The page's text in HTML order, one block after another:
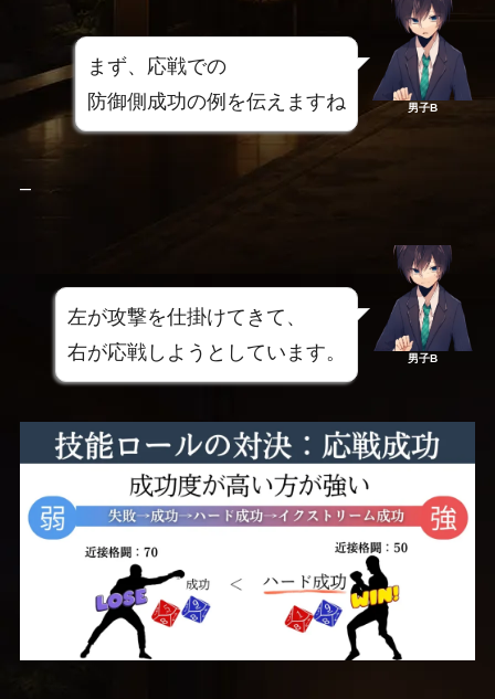
まず、応戦での
防御側成功の例を伝えますね
男子B
–
左が攻撃を仕掛けてきて、
右が応戦しようとしています。
男子B